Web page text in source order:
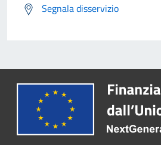
Segnala disservizio